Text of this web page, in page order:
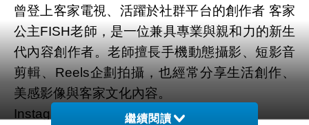
曾登上客家電視、活躍於社群平台的創作者 客家
公主FISH老師 ，是一位兼具專業與親和力的新生
代內容創作者。老師擅長手機動態攝影、短影音
剪輯、Reels企劃拍攝，也經常分享生活創作、
美感影像與客家文化內容。
Instagram：@cioufish824
繼續閱讀